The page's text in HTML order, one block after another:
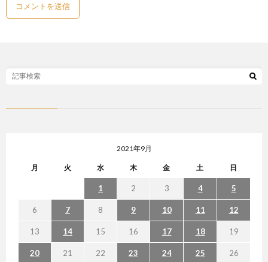
2021年9月
月 火 水 木 金 土 日
1 2 3 4 5
6 7 8 9 10 11 12
13 14 15 16 17 18 19
20 21 22 23 24 25 26